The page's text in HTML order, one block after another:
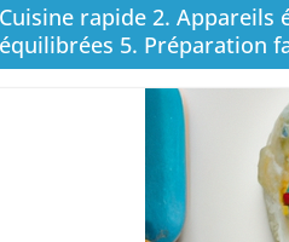
Cuisine rapide 2. Appareils
équilibrées 5. Préparation